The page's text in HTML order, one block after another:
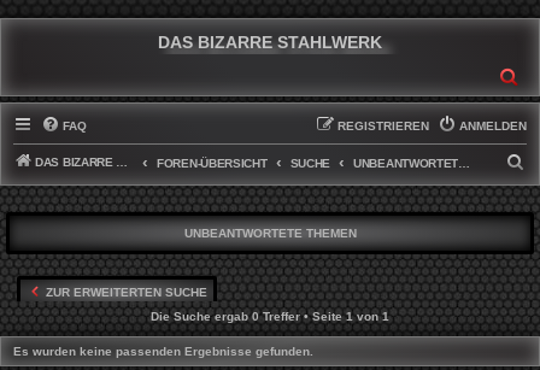
DAS BIZARRE STAHLWERK
FAQ ANMELDEN
REGISTRIEREN
DAS BIZARRE STAHLWERK FOREN-ÜBERSICHT SUCHE
U
C
H
E
UNBEANTWORTETE THEMEN
ZUR ERWEITERTEN SUCHE
Die Suche ergab 0 Treffer • Seite1von1
Es wurden keine passenden Ergebnisse gefunden.